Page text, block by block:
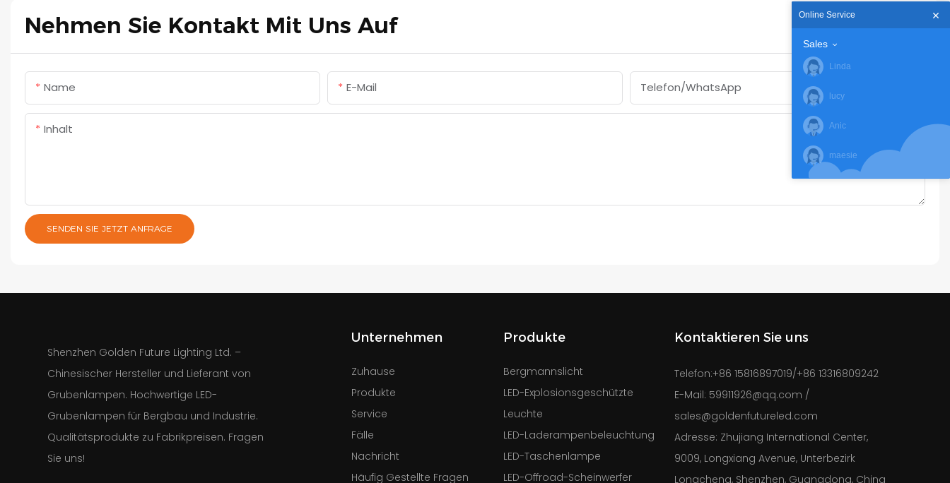
Nehmen Sie Kontakt Mit Uns Auf
Name E-Mail Telefon/WhatsApp
Inhalt
SENDEN SIE JETZT ANFRAGE
Shenzhen Golden Future Lighting Ltd. –
Chinesischer Hersteller und Lieferant von
Grubenlampen. Hochwertige LED-
Grubenlampen für Bergbau und Industrie.
Qualitätsprodukte zu Fabrikpreisen. Fragen
Sie uns!
Unternehmen
Zuhause
Produkte
Service
Fälle
Nachricht
Häufig Gestellte Fragen
Produkte
Bergmannslicht
LED-Explosionsgeschützte
Leuchte
LED-Laderampenbeleuchtung
LED-Taschenlampe
LED-Offroad-Scheinwerfer
Kontaktieren Sie uns
Telefon:+86 15816897019/+86 13316809242
E-Mail: 59911926@qq.com /
sales@goldenfutureled.com
Adresse: Zhujiang International Center,
9009, Longxiang Avenue, Unterbezirk
Longcheng, Shenzhen, Guangdong, China
Online Service
Sales
Linda
lucy
Anic
maesie